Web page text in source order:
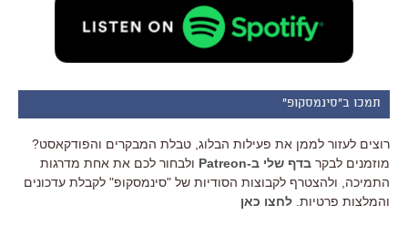
תמכו ב"סינמסקופ"
רוצים לעזור לממן את פעילות הבלוג, טבלת המבקרים והפודקאסט?
מוזמנים לבקר בדף שלי ב-Patreon
ולבחור לכם את אחת מדרגות
התמיכה, ולהצטרף לקבוצות הסודיות של "סינמסקופ" לקבלת עדכונים
והמלצות פרטיות. לחצו כאן